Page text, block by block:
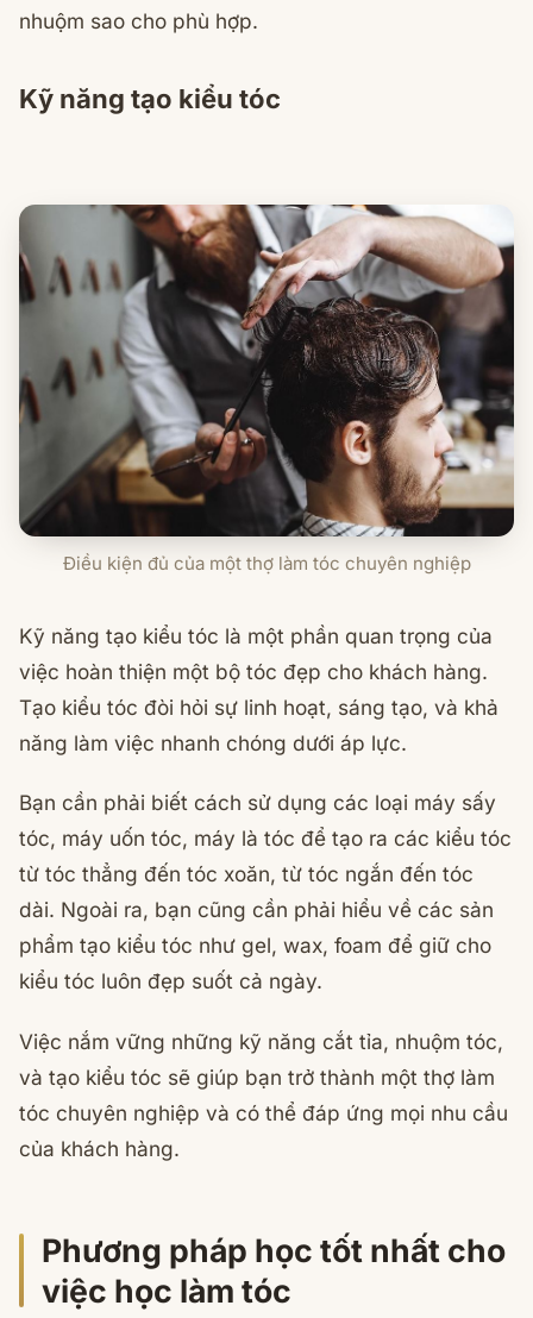
nhuộm sao cho phù hợp.
Kỹ năng tạo kiểu tóc
Điều kiện đủ của một thợ làm tóc chuyên nghiệp
Kỹ năng tạo kiểu tóc là một phần quan trọng của
việc hoàn thiện một bộ tóc đẹp cho khách hàng.
Tạo kiểu tóc đòi hỏi sự linh hoạt, sáng tạo, và khả
năng làm việc nhanh chóng dưới áp lực.
Bạn cần phải biết cách sử dụng các loại máy sấy
tóc, máy uốn tóc, máy là tóc để tạo ra các kiểu tóc
từ tóc thẳng đến tóc xoăn, từ tóc ngắn đến tóc
dài. Ngoài ra, bạn cũng cần phải hiểu về các sản
phẩm tạo kiểu tóc như gel, wax, foam để giữ cho
kiểu tóc luôn đẹp suốt cả ngày.
Việc nắm vững những kỹ năng cắt tỉa, nhuộm tóc,
và tạo kiểu tóc sẽ giúp bạn trở thành một thợ làm
tóc chuyên nghiệp và có thể đáp ứng mọi nhu cầu
của khách hàng.
Phương pháp học tốt nhất cho
việc học làm tóc